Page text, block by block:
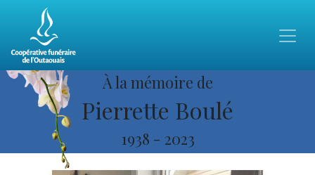
À la mémoire de
Pierrette Boulé
1938 - 2023